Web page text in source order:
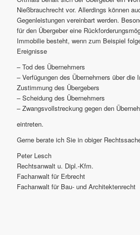
Nießbrauchrecht vor. Allerdings können
Gegenleistungen vereinbart werden.
für den Übergeber eine
Immobilie besteht, wenn zum Beispiel
Ereignisse
– Tod des Übernehmers
– Verfügungen des Übernehmers über die
Zustimmung des Übergebers
– Scheidung des Übernehmers
– Zwangsvollstreckung gegen den
eintreten.
Gerne berate ich Sie in obiger
Peter Lesch
Rechtsanwalt u. Dipl.-Kfm.
Fachanwalt für Erbrecht
Fachanwalt für Bau- und Architektenrecht